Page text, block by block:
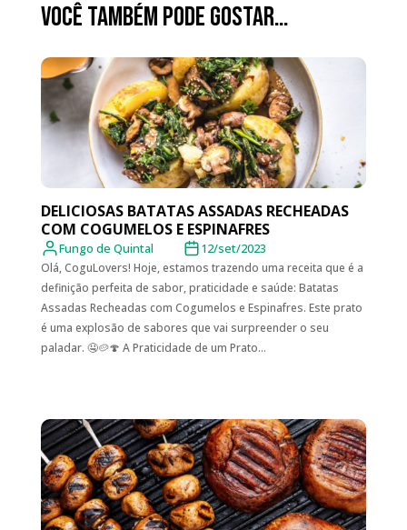
Você também pode gostar…
DELICIOSAS BATATAS ASSADAS RECHEADAS
COM COGUMELOS E ESPINAFRES
Fungo de Quintal 12/set/2023
Olá, CoguLovers! Hoje, estamos trazendo uma receita que é a
definição perfeita de sabor, praticidade e saúde: Batatas
Assadas Recheadas com Cogumelos e Espinafres. Este prato
é uma explosão de sabores que vai surpreender o seu
paladar. 🤤🥔🍄 A Praticidade de um Prato...